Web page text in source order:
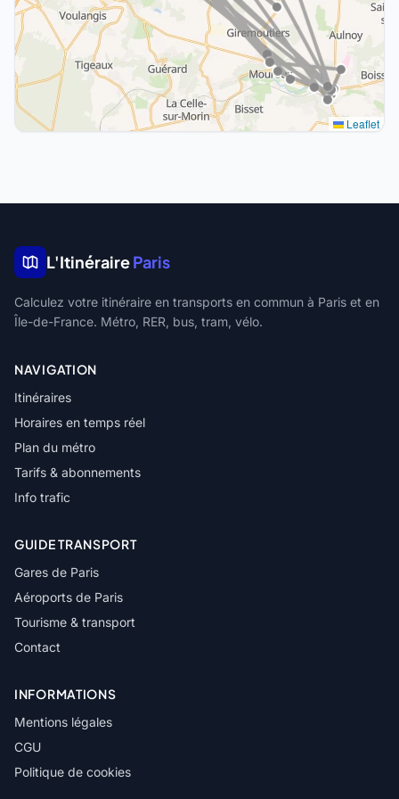
Leaflet
L'ItinéraireParis
Calculez votre itinéraire en transports en commun à Paris et en
Île-de-France. Métro, RER, bus, tram, vélo.
NAVIGATION
Itinéraires
Horaires en temps réel
Plan du métro
Tarifs & abonnements
Info trafic
GUIDE TRANSPORT
Gares de Paris
Aéroports de Paris
Tourisme & transport
Contact
INFORMATIONS
Mentions légales
CGU
Politique de cookies